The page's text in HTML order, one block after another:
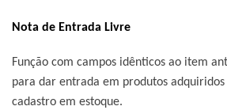
Nota de Entrada Livre
Função com campos idênticos ao item
para dar entrada em produtos adquiridos
cadastro em estoque.